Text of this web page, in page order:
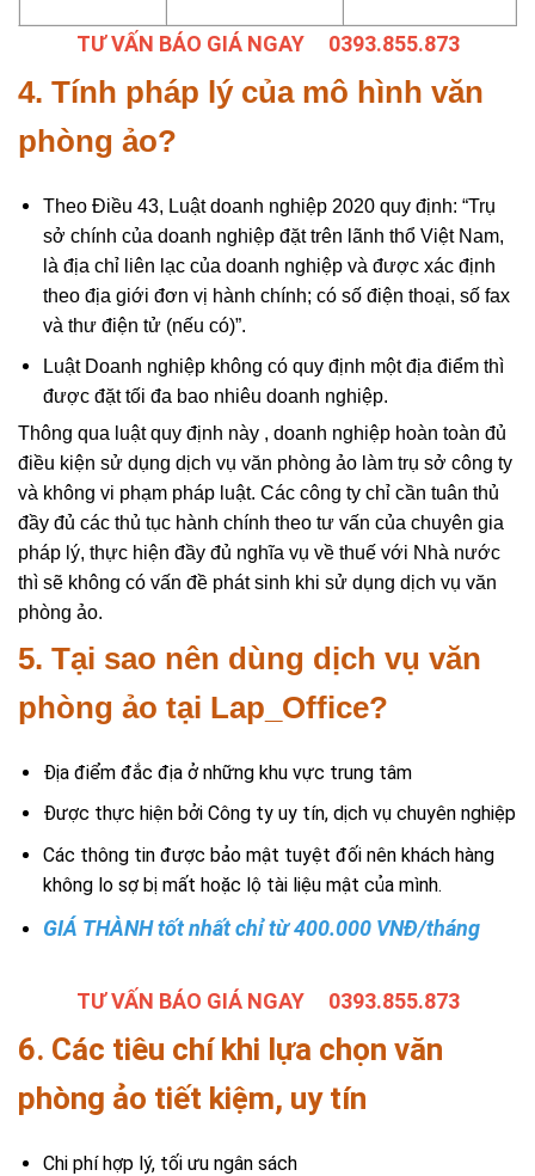
TƯ VẤN BÁO GIÁ NGAY 0393.855.873
4. Tính pháp lý của mô hình văn
phòng ảo?
Theo Điều 43, Luật doanh nghiệp 2020 quy định: “Trụ
sở chính của doanh nghiệp đặt trên lãnh thổ Việt Nam,
là địa chỉ liên lạc của doanh nghiệp và được xác định
theo địa giới đơn vị hành chính; có số điện thoại, số fax
và thư điện tử (nếu có)”.
Luật Doanh nghiệp không có quy định một địa điểm thì
được đặt tối đa bao nhiêu doanh nghiệp.
Thông qua luật quy định này , doanh nghiệp hoàn toàn đủ
điều kiện sử dụng dịch vụ văn phòng ảo làm trụ sở công ty
và không vi phạm pháp luật. Các công ty chỉ cần tuân thủ
đầy đủ các thủ tục hành chính theo tư vấn của chuyên gia
pháp lý, thực hiện đầy đủ nghĩa vụ về thuế với Nhà nước
thì sẽ không có vấn đề phát sinh khi sử dụng dịch vụ văn
phòng ảo.
5. Tại sao nên dùng dịch vụ văn
phòng ảo tại Lap_Office?
Địa điểm đắc địa ở những khu vực trung tâm
Được thực hiện bởi Công ty uy tín, dịch vụ chuyên nghiệp
Các thông tin được bảo mật tuyệt đối nên khách hàng
không lo sợ bị mất hoặc lộ tài liệu mật của mình.
GIÁ THÀNH tốt nhất chỉ từ 400.000 VNĐ/tháng
TƯ VẤN BÁO GIÁ NGAY 0393.855.873
6. Các tiêu chí khi lựa chọn văn
phòng ảo tiết kiệm, uy tín
Chi phí hợp lý, tối ưu ngân sách